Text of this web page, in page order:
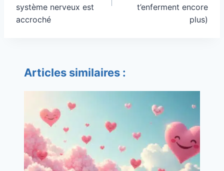
système nerveux est
accroché
t’enferment encore
plus)
Articles similaires :